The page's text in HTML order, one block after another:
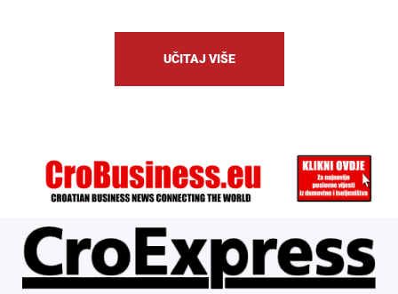
UČITAJ VIŠE
ÜBER UNS